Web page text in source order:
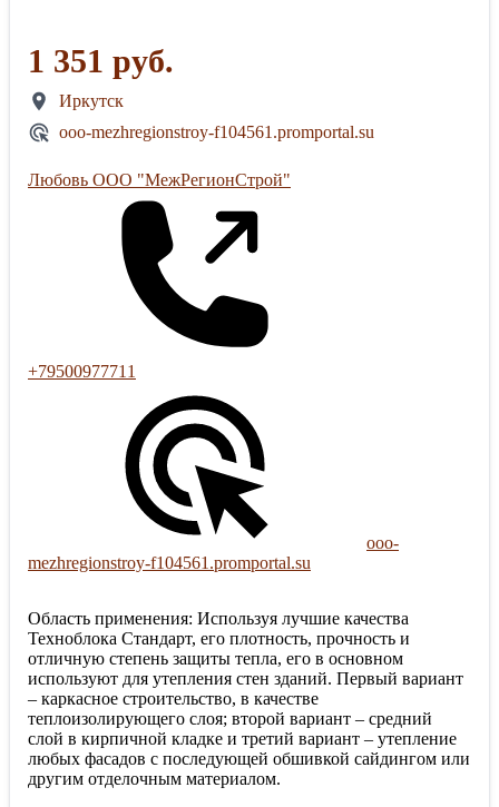
1 351 руб.
Иркутск
ooo-mezhregionstroy-f104561.promportal.su
Любовь ООО "МежРегионСтрой"
+79500977711
ooo-
mezhregionstroy-f104561.promportal.su
Область применения: Используя лучшие качества
Техноблока Стандарт, его плотность, прочность и
отличную степень защиты тепла, его в основном
используют для утепления стен зданий. Первый вариант
– каркасное строительство, в качестве
теплоизолирующего слоя; второй вариант – средний
слой в кирпичной кладке и третий вариант – утепление
любых фасадов с последующей обшивкой сайдингом или
другим отделочным материалом.